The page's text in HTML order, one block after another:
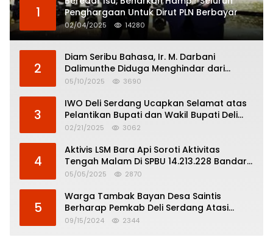
1
Penghargaan Untuk Dirut PLN Berbayar
02/04/2025 14280
2
Diam Seribu Bahasa, Ir. M. Darbani
Dalimunthe Diduga Menghindar dari
Pertanggungjawaban Politik
05/10/2025 3690
3
IWO Deli Serdang Ucapkan Selamat atas
Pelantikan Bupati dan Wakil Bupati Deli
Serdang
02/21/2025 3062
4
Aktivis LSM Bara Api Soroti Aktivitas
Tengah Malam Di SPBU 14.213.228 Bandar
Tinggi
05/05/2025 2870
5
Warga Tambak Bayan Desa Saintis
Berharap Pemkab Deli Serdang Atasi
Banjir
09/15/2024 2344